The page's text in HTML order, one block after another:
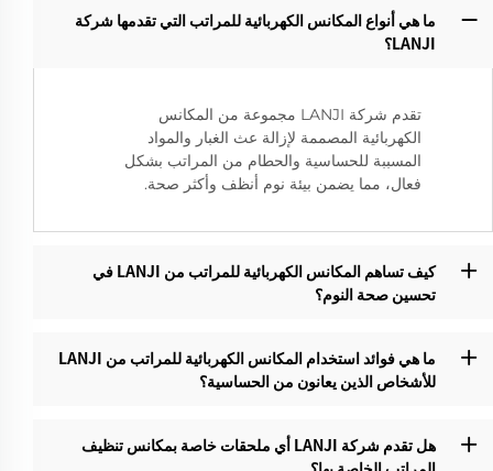
ما هي أنواع المكانس الكهربائية للمراتب التي تقدمها شركة
LANJI؟‌
تقدم شركة LANJI مجموعة من المكانس
الكهربائية المصممة لإزالة عث الغبار والمواد
المسببة للحساسية والحطام من المراتب بشكل
فعال، مما يضمن بيئة نوم أنظف وأكثر صحة.
كيف تساهم المكانس الكهربائية للمراتب من LANJI في
تحسين صحة النوم؟
ما هي فوائد استخدام المكانس الكهربائية للمراتب من LANJI
للأشخاص الذين يعانون من الحساسية؟‌
هل تقدم شركة LANJI أي ملحقات خاصة بمكانس تنظيف